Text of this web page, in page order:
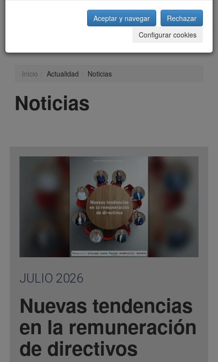
Inicio Actualidad Noticias
Noticias
JULIO 2026
Nuevas tendencias
en la remuneración
de directivos
Aceptar y navegar
Rechazar
Configurar cookies